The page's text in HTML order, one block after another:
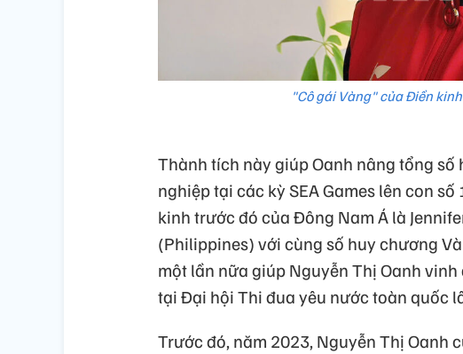
"Cô gái Vàng" của Điền
Thành tích này giúp Oanh nâng tổng
nghiệp tại các kỳ SEA Games lên con
kinh trước đó của Đông Nam Á là
(Philippines) với cùng số huy chương
một lần nữa giúp Nguyễn Thị Oanh
tại Đại hội Thi đua yêu nước toàn quốc
Trước đó, năm 2023, Nguyễn Thị Oanh